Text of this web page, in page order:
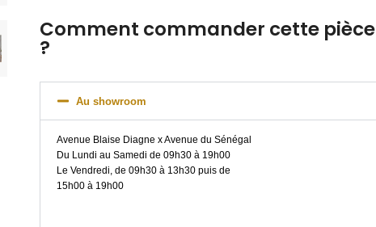
Comment commander cette pièce
?
Au showroom
Avenue Blaise Diagne x Avenue du Sénégal
Du Lundi au Samedi de 09h30 à 19h00
Le Vendredi, de 09h30 à 13h30 puis de
15h00 à 19h00